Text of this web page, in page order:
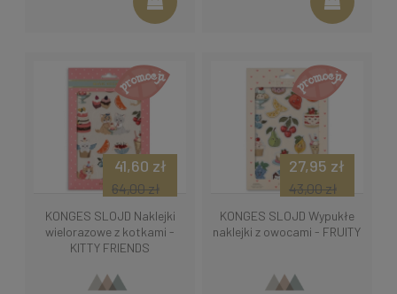
KONGES SLOJD Naklejki
wielorazowe z kotkami -
KITTY FRIENDS
41,60 zł
64,00 zł
KONGES SLOJD Wypukłe
naklejki z owocami - FRUITY
27,95 zł
43,00 zł